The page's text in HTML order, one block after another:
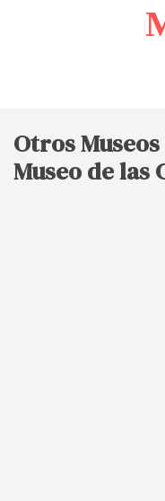
Otros
Museo de las